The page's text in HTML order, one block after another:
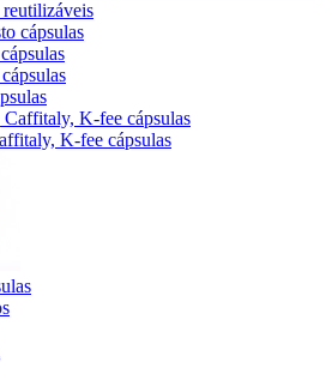
K-fee cápsulas